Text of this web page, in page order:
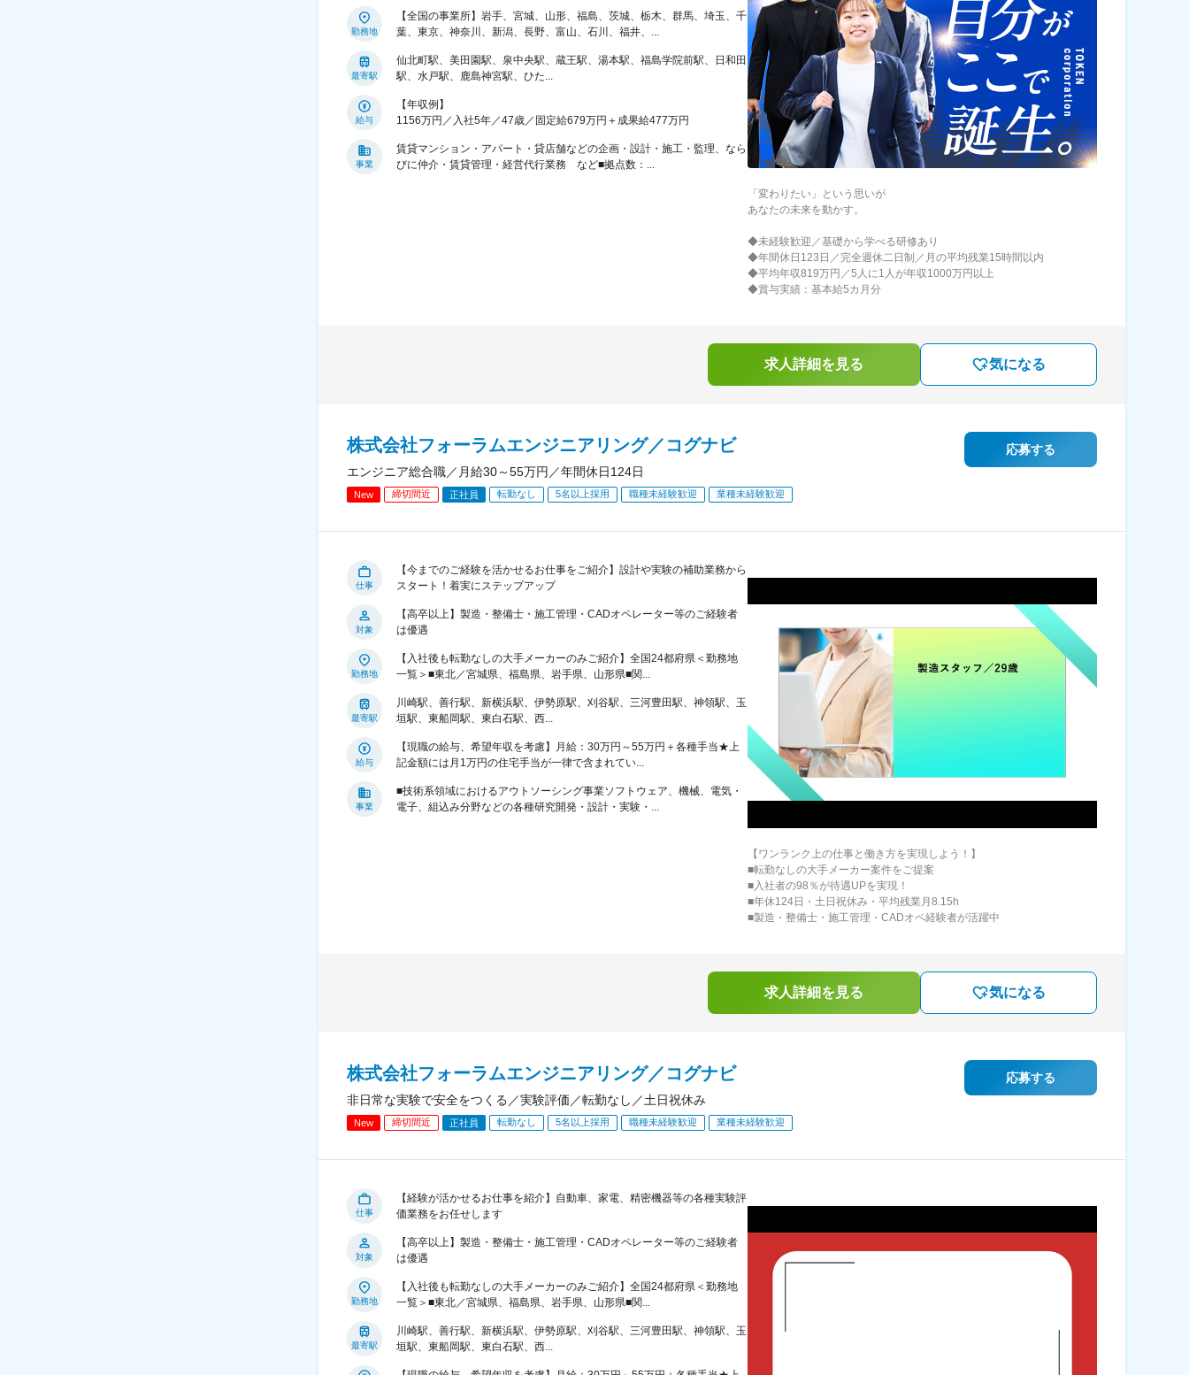
勤務地
【全国の事業所】岩手、宮城、山形、福島、茨城、栃木、群馬、埼玉、千
葉、東京、神奈川、新潟、長野、富山、石川、福井、...
最寄駅
仙北町駅、美田園駅、泉中央駅、蔵王駅、湯本駅、福島学院前駅、日和田
駅、水戸駅、鹿島神宮駅、ひた...
給与
【年収例】
1156万円／入社5年／47歳／固定給679万円＋成果給477万円
事業
賃貸マンション・アパート・貸店舗などの企画・設計・施工・監理、なら
びに仲介・賃貸管理・経営代行業務 など■拠点数：...
「変わりたい」という思いが
あなたの未来を動かす。
◆未経験歓迎／基礎から学べる研修あり
◆年間休日123日／完全週休二日制／月の平均残業15時間以内
◆平均年収819万円／5人に1人が年収1000万円以上
◆賞与実績：基本給5カ月分
求人詳細を見る 気になる
株式会社フォーラムエンジニアリング／コグナビ
エンジニア総合職／月給30～55万円／年間休日124日
New 締切間近 正社員 転勤なし 5名以上採用 職種未経験歓迎 業種未経験歓迎
応募する
仕事
【今までのご経験を活かせるお仕事をご紹介】設計や実験の補助業務から
スタート！着実にステップアップ
対象
【高卒以上】製造・整備士・施工管理・CADオペレーター等のご経験者
は優遇
勤務地
【入社後も転勤なしの大手メーカーのみご紹介】全国24都府県＜勤務地
一覧＞■東北／宮城県、福島県、岩手県、山形県■関...
最寄駅
川崎駅、善行駅、新横浜駅、伊勢原駅、刈谷駅、三河豊田駅、神領駅、玉
垣駅、東船岡駅、東白石駅、西...
給与
【現職の給与、希望年収を考慮】月給：30万円～55万円＋各種手当★上
記金額には月1万円の住宅手当が一律で含まれてい...
事業
■技術系領域におけるアウトソーシング事業ソフトウェア、機械、電気・
電子、組込み分野などの各種研究開発・設計・実験・...
【ワンランク上の仕事と働き方を実現しよう！】
■転勤なしの大手メーカー案件をご提案
■入社者の98％が待遇UPを実現！
■年休124日・土日祝休み・平均残業月8.15h
■製造・整備士・施工管理・CADオペ経験者が活躍中
求人詳細を見る 気になる
株式会社フォーラムエンジニアリング／コグナビ
非日常な実験で安全をつくる／実験評価／転勤なし／土日祝休み
New 締切間近 正社員 転勤なし 5名以上採用 職種未経験歓迎 業種未経験歓迎
応募する
仕事
【経験が活かせるお仕事を紹介】自動車、家電、精密機器等の各種実験評
価業務をお任せします
対象
【高卒以上】製造・整備士・施工管理・CADオペレーター等のご経験者
は優遇
勤務地
【入社後も転勤なしの大手メーカーのみご紹介】全国24都府県＜勤務地
一覧＞■東北／宮城県、福島県、岩手県、山形県■関...
最寄駅
川崎駅、善行駅、新横浜駅、伊勢原駅、刈谷駅、三河豊田駅、神領駅、玉
垣駅、東船岡駅、東白石駅、西...